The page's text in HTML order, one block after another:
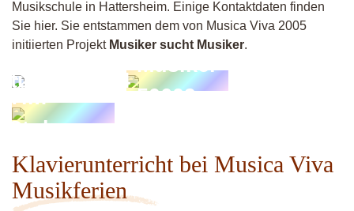
Musikschule in Hattersheim. Einige Kontaktdaten finden
Sie hier. Sie entstammen dem von Musica Viva 2005
initiierten Projekt Musiker sucht Musiker.
Musiker
50609
Tim
Stolzmann
Klavierunterricht bei Musica Viva
Musikferien